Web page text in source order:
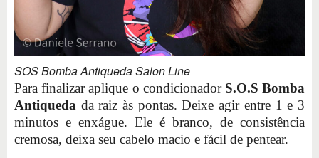
SOS Bomba Antiqueda Salon Line
Para finalizar aplique o condicionador S.O.S Bomba
Antiqueda da raiz às pontas. Deixe agir entre 1 e 3
minutos e enxágue. Ele é branco, de consistência
cremosa, deixa seu cabelo macio e fácil de pentear.